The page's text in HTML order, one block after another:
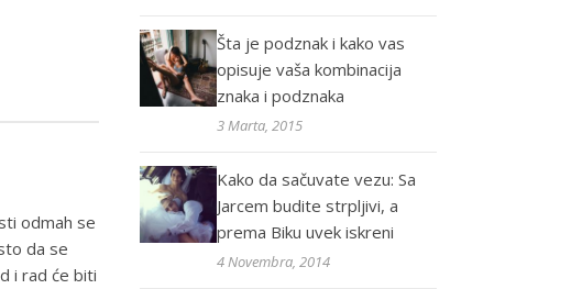
odmah se
da se
i rad će biti
Šta je podznak i kako vas
opisuje vaša kombinacija
znaka i podznaka
3 Marta, 2015
Kako da sačuvate vezu: Sa
Jarcem budite strpljivi, a
prema Biku uvek iskreni
4 Novembra, 2014